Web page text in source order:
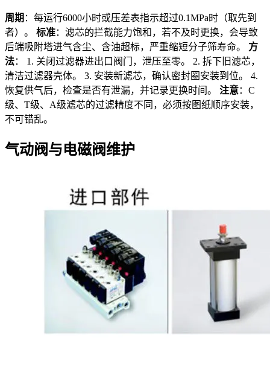
周期 ：每运行6000小时或压差表指示超过0.1MPa时（取先到
者）。 标准：滤芯的拦截能力饱和，若不及时更换，会导致
后端吸附塔进气含尘、含油超标，严重缩短分子筛寿命。 方
法： 1. 关闭过滤器进出口阀门，泄压至零。 2. 拆下旧滤芯，
清洁过滤器壳体。 3. 安装新滤芯，确认密封圈安装到位。 4.
恢复供气后，检查是否有泄漏，并记录更换时间。 注意：C
级、T级、A级滤芯的过滤精度不同，必须按图纸顺序安装，
不可错乱。
气动阀与电磁阀维护